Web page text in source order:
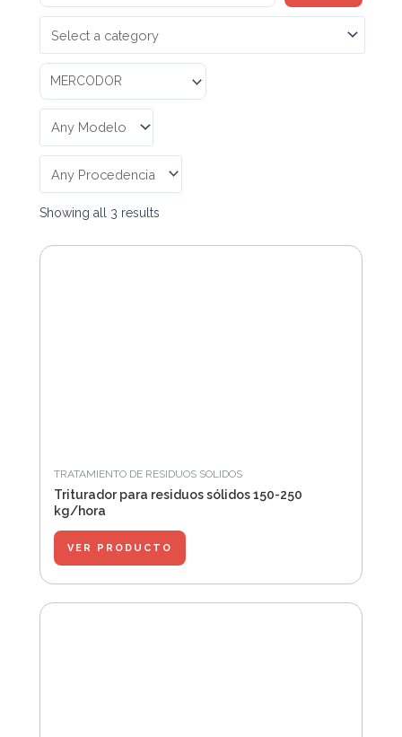
Showing all 3 results
TRATAMIENTO DE RESIDUOS SOLIDOS
Triturador para residuos sólidos 150-250
kg/hora
VER PRODUCTO